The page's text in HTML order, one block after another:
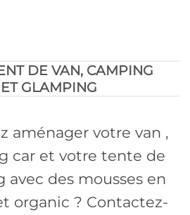
DE VAN, CAMPING
GLAMPING
aménager votre van ,
car et votre tente de
avec des mousses en
organic ? Contactez-